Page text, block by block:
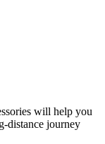
will help you
distance journey